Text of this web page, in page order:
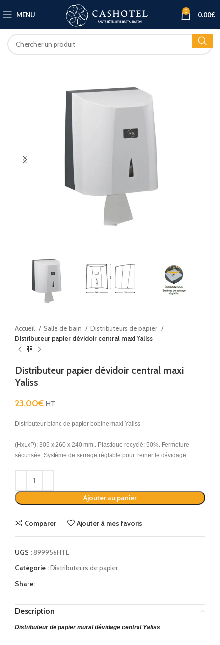
MENU 0 0.00€
Accueil Salle de bain
Distributeurs de papier
Distributeur papier dévidoir central maxi Yaliss
Distributeur papier dévidoir central maxi
Yaliss
23.00€ HT
Distributeur blanc de papier bobine maxi Yaliss
(HxLxP): 305 x 260 x 240 mm.. Plastique recyclé: 50%. Fermeture
sécurisée. Système de serrage réglable pour freiner le dévidage.
Ajouter au panier
Comparer Ajouter à mes favoris
UGS :899956HTL
Catégorie :Distributeurs de papier
Share:
Description
Distributeur de papier mural dévidage central Yaliss